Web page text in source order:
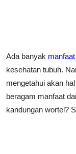
Ada banyak
kesehatan tubuh.
mengetahui akan
beragam manfaat
kandungan wortel?